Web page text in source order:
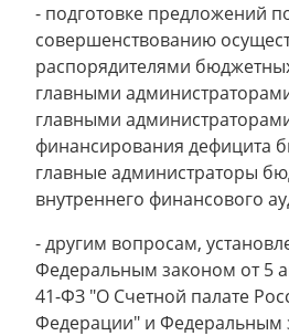
- подготовке предложений
совершенствованию
распорядителями
главными
главными
финансирования дефицита
главные администраторы
внутреннего финансового
- другим вопросам,
Федеральным законом от 5
41-ФЗ "О Счетной палате
Федерации" и Федеральным